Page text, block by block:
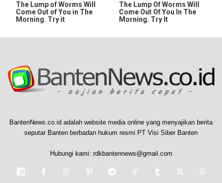
The Lump of Worms Will
Come Out of You in The
Morning. Try it
The Lump Of Worms Will
Come Out Of You In The
Morning. Try It
BantenNews.co.id adalah website media online yang menyajikan berita
seputar Banten berbadan hukum resmi PT Visi Siber Banten
Hubungi kami: rdkbantennews@gmail.com